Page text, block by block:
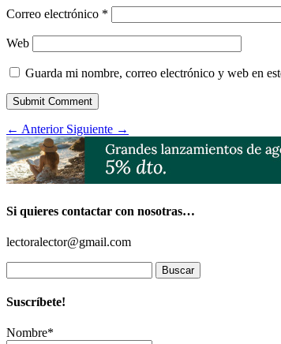
Correo electrónico *
Web
Guarda mi nombre, correo electrónico y web en
Submit Comment
← Anterior Siguiente →
Si quieres contactar con nosotras…
lectoralector@gmail.com
Suscríbete!
Nombre*